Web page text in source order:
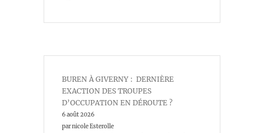
BUREN À GIVERNY : DERNIÈRE
EXACTION DES TROUPES
D’OCCUPATION EN DÉROUTE ?
6 août 2026
par nicole Esterolle